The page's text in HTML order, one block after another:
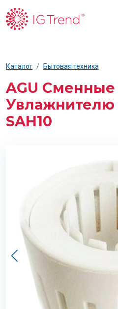
Каталог Бытовая техника
AGU
Увлажнителю
SAH10